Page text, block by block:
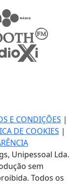
E CONDIÇÕES |
DE COOKIES |
Unipessoal Lda.
sem
Todos os